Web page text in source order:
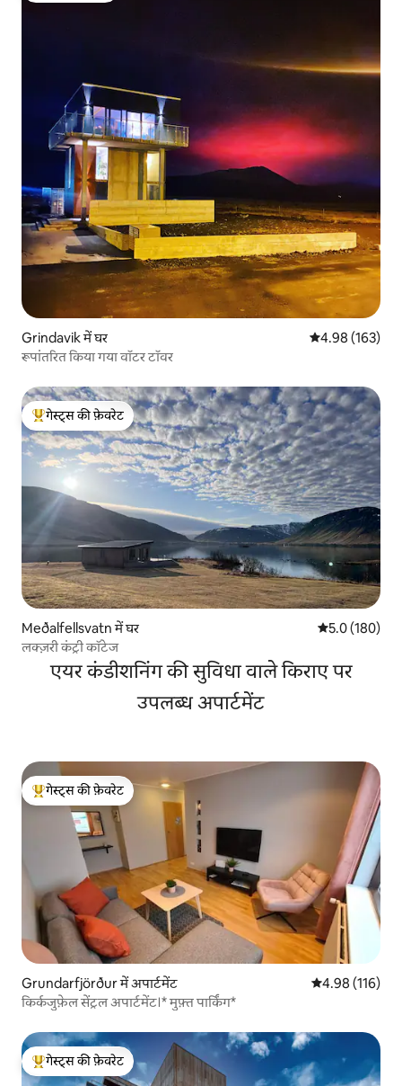
Grindavik में घर औसत रेटिंग 5 में से
4.98 (163)
रूपांतरित किया गया वॉटर टॉवर
गेस्ट्स का टॉप फ़ेवरेट
गेस्ट्स की फ़ेवरेट
Meðalfellsvatn में घर औसत रेटिंग 5 में
5.0 (180)
लक्ज़री कंट्री कॉटेज
एयर कंडीशनिंग की सुविधा वाले किराए पर
उपलब्ध अपार्टमेंट
गेस्ट्स का टॉप फ़ेवरेट
गेस्ट्स की फ़ेवरेट
Grundarfjörður में अपार्टमेंट औसत रेटिंग 5 में से
4.98 (116)
किर्कजुफ़ेल सेंट्रल अपार्टमेंट।* मुफ़्त पार्किंग*
गेस्ट्स का टॉप फ़ेवरेट
गेस्ट्स की फ़ेवरेट